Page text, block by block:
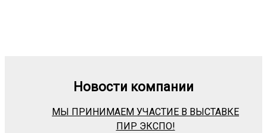
Новости компании
МЫ ПРИНИМАЕМ УЧАСТИЕ В ВЫСТАВКЕ
ПИР ЭКСПО!